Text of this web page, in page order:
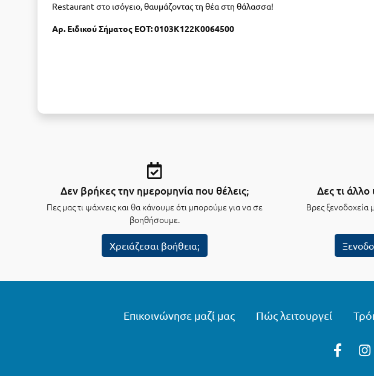
Restaurant στο ισόγειο, θαυμάζοντας τη θέα στη θάλασσα!
Αρ. Ειδικού Σήματος ΕΟΤ: 0103Κ122Κ0064500
Δεν βρήκες την ημερομηνία που θέλεις;
Πες μας τι ψάχνεις και θα κάνουμε ότι μπορούμε για να σε
βοηθήσουμε.
Χρειάζεσαι βοήθεια;
Δες τι άλλο
Βρες
Επικοινώνησε μαζί μας Πώς λειτουργεί